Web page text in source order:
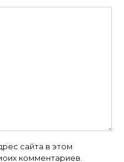
сайта в этом
комментариев.